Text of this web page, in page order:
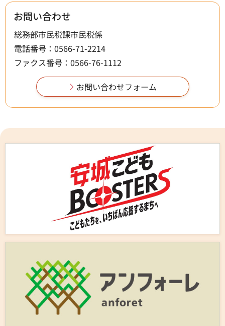
お問い合わせ
総務部市民税課市民税係
電話番号：0566-71-2214
ファクス番号：0566-76-1112